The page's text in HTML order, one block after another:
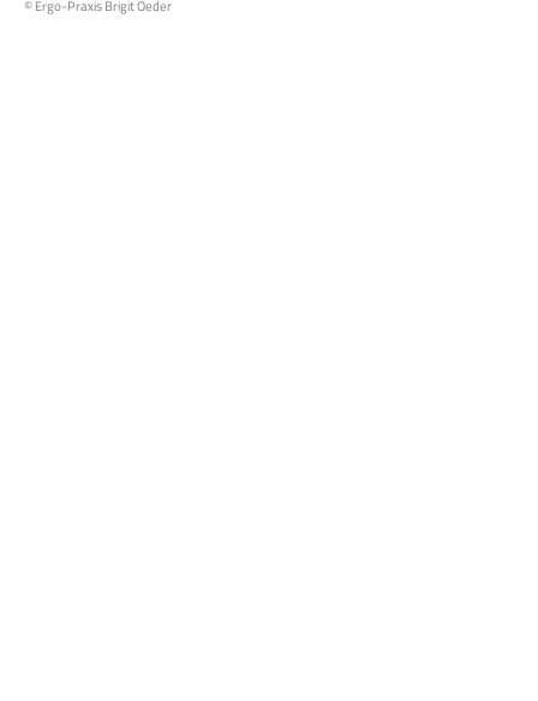
© Ergo-Praxis Brigit Oeder